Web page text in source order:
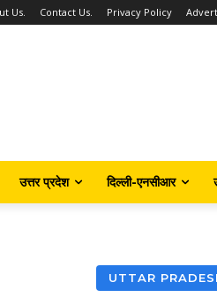
Us. Contact Us. Privacy Policy
उत्तर प्रदेश दिल्ली-एनसीआर
UTTAR